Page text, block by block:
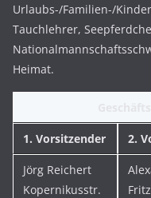
Urlaubs-/Familien-/
Tauchlehrer,
Heimat.
1. Vorsitzender 2.
Jörg Reichert
Kopernikusstr.